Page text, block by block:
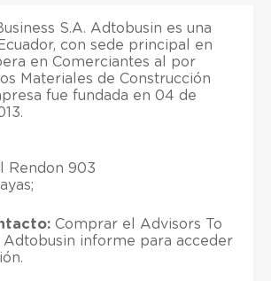
S.A. Adtobusin es una
con sede principal en
en Comerciantes al por
Materiales de Construcción
fue fundada en 04 de
Rendon 903
Comprar el Advisors To
Adtobusin informe para acceder